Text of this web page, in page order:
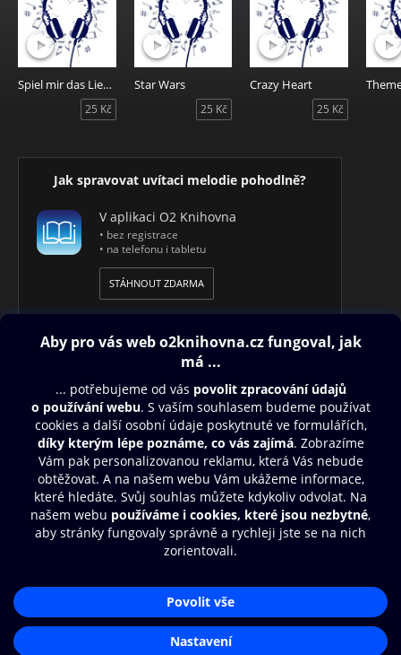
Spiel mir das Lied vom Tod (Jill's Theme)
25 Kč
Star Wars
25 Kč
Crazy Heart
25 Kč
Jak spravovat uvítaci melodie pohodlně?
V aplikaci O2 Knihovna
• bez registrace
• na telefonu i tabletu
STÁHNOUT ZDARMA
Obsah ke stažení
Moje O2 Knihovna
Další zábava
© O2 Czech Republic a.s.
Zásady zpracování osobních údajůAplikace O2 Knihovna
Čti a poslouchej své e-knihy a